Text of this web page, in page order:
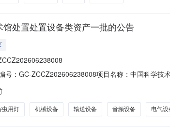
馆处置处置设备类资产一批的公告
号：GC-ZCCZ202606238008项目名称：中国科学技
备处置方式：进场交易处置服务机构名称：北京产权
虫用灯 机械设备 输送设备 音频设备 电气设